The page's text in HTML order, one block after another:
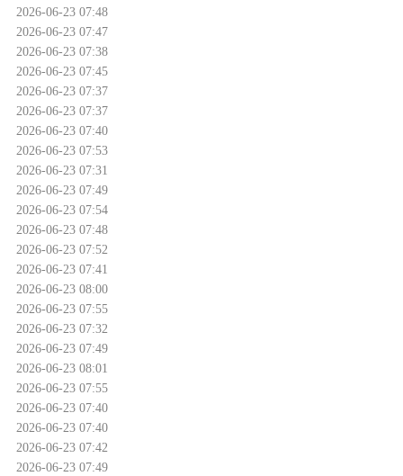
2026-06-23 07:48
2026-06-23 07:47
2026-06-23 07:38
2026-06-23 07:45
2026-06-23 07:37
2026-06-23 07:37
2026-06-23 07:40
2026-06-23 07:53
2026-06-23 07:31
2026-06-23 07:49
2026-06-23 07:54
2026-06-23 07:48
2026-06-23 07:52
2026-06-23 07:41
2026-06-23 08:00
2026-06-23 07:55
2026-06-23 07:32
2026-06-23 07:49
2026-06-23 08:01
2026-06-23 07:55
2026-06-23 07:40
2026-06-23 07:40
2026-06-23 07:42
2026-06-23 07:49